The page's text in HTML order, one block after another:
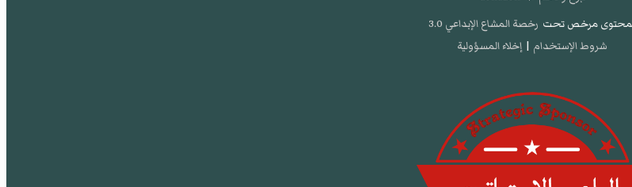
مرخص تحت رخصة المشاع الإبداعي 3.0
شروط الإستخدام | إخلاء المسؤولية